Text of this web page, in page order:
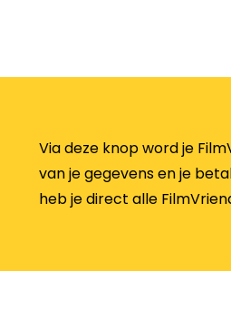
Via deze knop word je
van je gegevens en je
heb je direct alle